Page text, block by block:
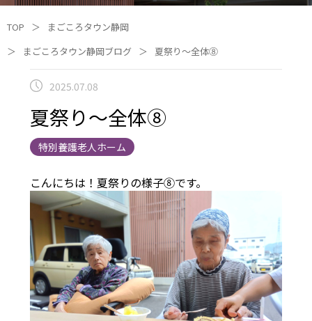
TOP ＞
まごころタウン静岡
＞
まごころタウン静岡ブログ ＞ 夏祭り～全体⑧
2025.07.08
夏祭り～全体⑧
特別養護老人ホーム
こんにちは！夏祭りの様子⑧です。